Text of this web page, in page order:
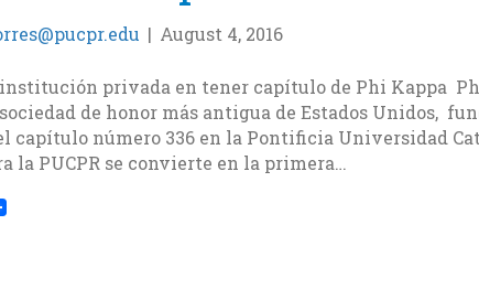
| August 4, 2016
privada en tener capítulo de Phi Kappa
de honor más antigua de Estados Unidos,
capítulo número 336 en la Pontificia Universidad
la PUCPR se convierte en la primera…